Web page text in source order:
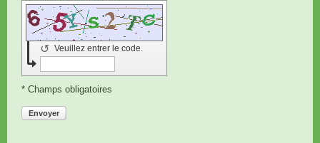
Veuillez entrer le code.
↺
* Champs obligatoires
Envoyer